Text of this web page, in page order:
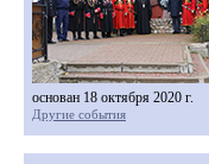
основан 18 октября 2020 г.
Другие события